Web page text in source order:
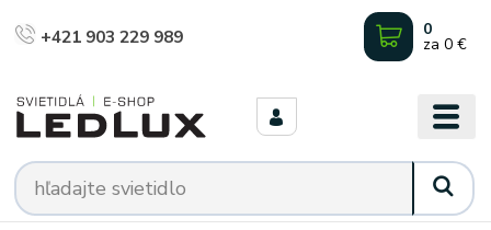
+421 903 229 989 0
za 0 €